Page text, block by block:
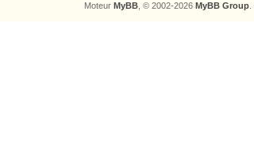
Moteur MyBB, © 2002-2026 MyBB Group.